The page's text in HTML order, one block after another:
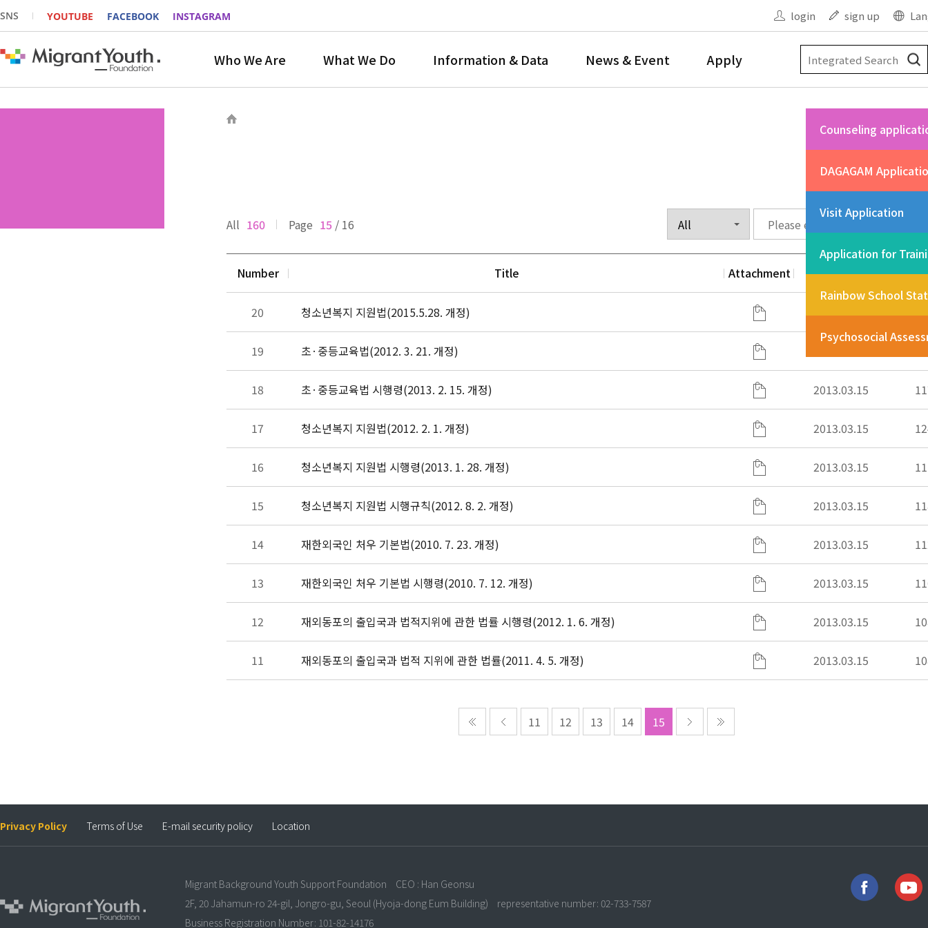
SNS YOUTUBE FACEBOOK INSTAGRAM login sign up
Who We Are What We Do Information & Data News & Event Apply
Counseling
DAGAGAM
Visit Application
Application for
Rainbow School
Psychosocial
All 160 Page 15 / 16
Number Title Attachment Date
20 청소년복지 지원법(2015.5.28. 개정) 2015.10.06
19 초·중등교육법(2012. 3. 21. 개정)
18 초·중등교육법 시행령(2013. 2. 15. 개정) 2013.03.15
17 청소년복지 지원법(2012. 2. 1. 개정) 2013.03.15
16 청소년복지 지원법 시행령(2013. 1. 28. 개정) 2013.03.15
15 청소년복지 지원법 시행규칙(2012. 8. 2. 개정) 2013.03.15
14 재한외국인 처우 기본법(2010. 7. 23. 개정) 2013.03.15
13 재한외국인 처우 기본법 시행령(2010. 7. 12. 개정) 2013.03.15
12 재외동포의 출입국과 법적지위에 관한 법률 시행령(2012. 1. 6. 개정) 2013.03.15
11 재외동포의 출입국과 법적 지위에 관한 법률(2011. 4. 5. 개정) 2013.03.15
11 12 13 14 15
Privacy Policy Terms of Use E-mail security policy Location
Migrant Background Youth Support Foundation
CEO : Han Geonsu
2F, 20 Jahamun-ro 24-gil, Jongro-gu, Seoul (Hyoja-dong Eum Building)
representative number: 02-733-7587
Business Registration Number: 101-82-14176